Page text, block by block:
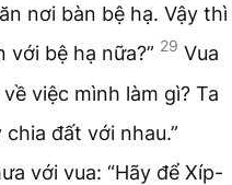
nơi bàn bệ hạ. Vậy thì
bệ hạ nữa?” 29 Vua
việc mình làm gì? Ta
đất với nhau.”
với vua: “Hãy để Xíp-